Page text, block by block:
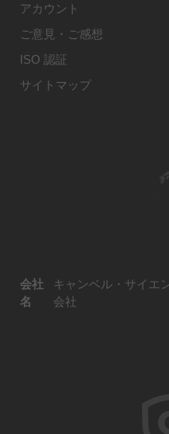
アカウント
ご意見・ご感想
ISO 認証
サイトマップ
会社
名
キャンベル・サイエ
会社